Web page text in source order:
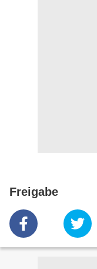
Freigabe